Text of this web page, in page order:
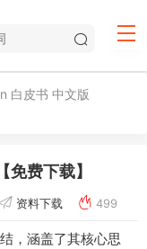
白皮书 中文版
费下载】
资料下载 499
，涵盖了其核心思